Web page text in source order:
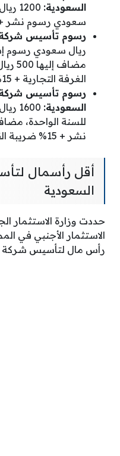
السعودية:
سعودي رسوم نشر + 15% ضريبة
رسوم تأسيس
ريال سعودي رسوم
الغرفة التجارية + 15% ضريبة القيمة المضافة.
رسوم تأسيس
السعودية:
نشر + 15% ضريبة القيمة المضافة.
أقل رأسمال
السعودية
حددت وزارة الاستثمار
الاستثمار الأجنبي في
رأس مال لتأسيس شركة